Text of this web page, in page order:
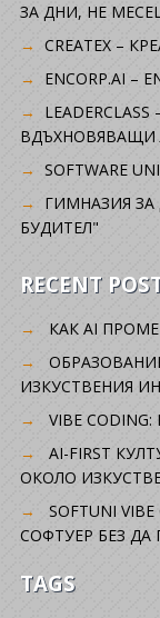
ЗА ДНИ, НЕ
CREATEX –
ENCORP.AI –
ВДЪХНОВЯВАЩИ
SOFTWARE
ГИМНАЗИЯ
БУДИТЕЛ"
RECENT
КАК AI
ИЗКУСТВЕНИЯ
VIBE CODING:
AI-FIRST
ОКОЛО
SOFTUNI
СОФТУЕР БЕЗ ДА
TAGS